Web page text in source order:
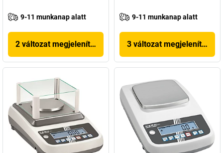
9-11 munkanap alatt
2 változat megjelenítése
9-11 munkanap alatt
3 változat megjelenítése